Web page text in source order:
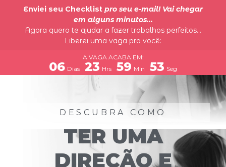
Enviei seu Checklist pro seu e-mail! Vai chegar
em alguns minutos...
Agora quero te ajudar a fazer trabalhos perfeitos...
Liberei uma vaga pra você:
A VAGA ACABA EM:
06 Dias 23 Hrs 59 Min 52 Seg
DESCUBRA COMO
TER UMA
DIREÇÃO E